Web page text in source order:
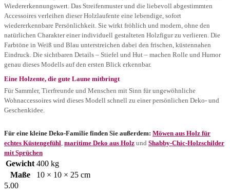
Wiedererkennungswert. Das Streifenmuster und die liebevoll abgestimmten
Accessoires verleihen dieser Holzlaufente eine lebendige, sofort
wiedererkennbare Persönlichkeit. Sie wirkt fröhlich und modern, ohne den
natürlichen Charakter einer individuell gestalteten Holzfigur zu verlieren. Die
Farbtöne in Weiß und Blau unterstreichen dabei den frischen, küstennahen
Eindruck. Die sichtbaren Details – Stiefel und Hut – machen Rolle und Humor
genau dieses Modells auf den ersten Blick erkennbar.
Eine Holzente, die gute Laune mitbringt
Für Sammler, Tierfreunde und Menschen mit Sinn für ungewöhnliche
Wohnaccessoires wird dieses Modell schnell zu einer persönlichen Deko- und
Geschenkidee.
Für eine kleine Deko-Familie finden Sie außerdem: Möwen aus Holz für
echtes Küstengefühl maritime Deko aus Holz und Shabby-Chic-Holzschilder
mit Sprüchen
Gewicht 400 kg
Maße
10 × 10 × 25 cm
5.00